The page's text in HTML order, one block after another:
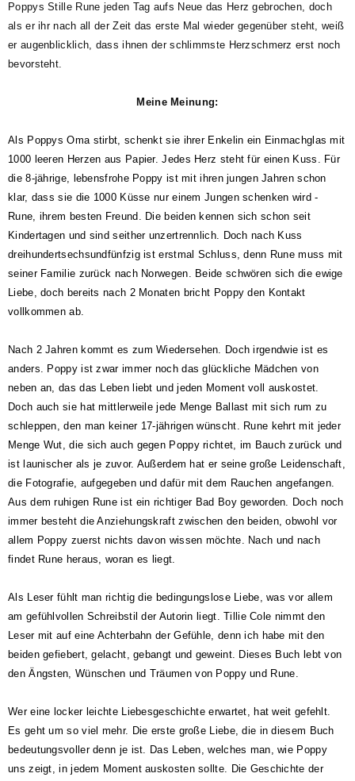
Poppys Stille Rune jeden Tag aufs Neue das Herz gebrochen, doch
als er ihr nach all der Zeit das erste Mal wieder gegenüber steht, weiß
er augenblicklich, dass ihnen der schlimmste Herzschmerz erst noch
bevorsteht.
Meine Meinung:
Als Poppys Oma stirbt, schenkt sie ihrer Enkelin ein Einmachglas mit
1000 leeren Herzen aus Papier. Jedes Herz steht für einen Kuss. Für
die 8-jährige, lebensfrohe Poppy ist mit ihren jungen Jahren schon
klar, dass sie die 1000 Küsse nur einem Jungen schenken wird -
Rune, ihrem besten Freund. Die beiden kennen sich schon seit
Kindertagen und sind seither unzertrennlich. Doch nach Kuss
dreihundertsechsundfünfzig ist erstmal Schluss, denn Rune muss mit
seiner Familie zurück nach Norwegen. Beide schwören sich die ewige
Liebe, doch bereits nach 2 Monaten bricht Poppy den Kontakt
vollkommen ab.
Nach 2 Jahren kommt es zum Wiedersehen. Doch irgendwie ist es
anders. Poppy ist zwar immer noch das glückliche Mädchen von
neben an, das das Leben liebt und jeden Moment voll auskostet.
Doch auch sie hat mittlerweile jede Menge Ballast mit sich rum zu
schleppen, den man keiner 17-jährigen wünscht. Rune kehrt mit jeder
Menge Wut, die sich auch gegen Poppy richtet, im Bauch zurück und
ist launischer als je zuvor. Außerdem hat er seine große Leidenschaft,
die Fotografie, aufgegeben und dafür mit dem Rauchen angefangen.
Aus dem ruhigen Rune ist ein richtiger Bad Boy geworden. Doch noch
immer besteht die Anziehungskraft zwischen den beiden, obwohl vor
allem Poppy zuerst nichts davon wissen möchte. Nach und nach
findet Rune heraus, woran es liegt.
Als Leser fühlt man richtig die bedingungslose Liebe, was vor allem
am gefühlvollen Schreibstil der Autorin liegt. Tillie Cole nimmt den
Leser mit auf eine Achterbahn der Gefühle, denn ich habe mit den
beiden gefiebert, gelacht, gebangt und geweint. Dieses Buch lebt von
den Ängsten, Wünschen und Träumen von Poppy und Rune.
Wer eine locker leichte Liebesgeschichte erwartet, hat weit gefehlt.
Es geht um so viel mehr. Die erste große Liebe, die in diesem Buch
bedeutungsvoller denn je ist. Das Leben, welches man, wie Poppy
uns zeigt, in jedem Moment auskosten sollte. Die Geschichte der